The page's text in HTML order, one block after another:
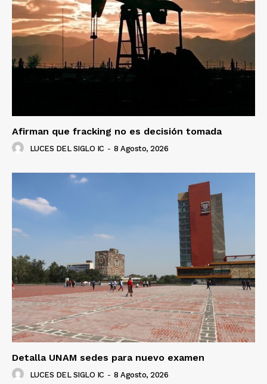
Afirman que fracking no es decisión tomada
LUCES DEL SIGLO IC - 8 Agosto, 2026
Detalla UNAM sedes para nuevo examen
LUCES DEL SIGLO IC - 8 Agosto, 2026